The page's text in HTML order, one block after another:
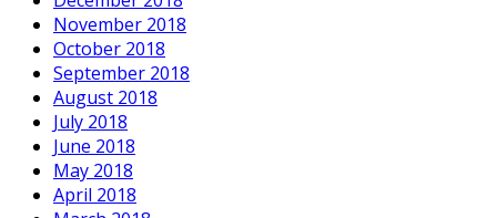
November 2018
October 2018
September 2018
August 2018
July 2018
June 2018
May 2018
April 2018